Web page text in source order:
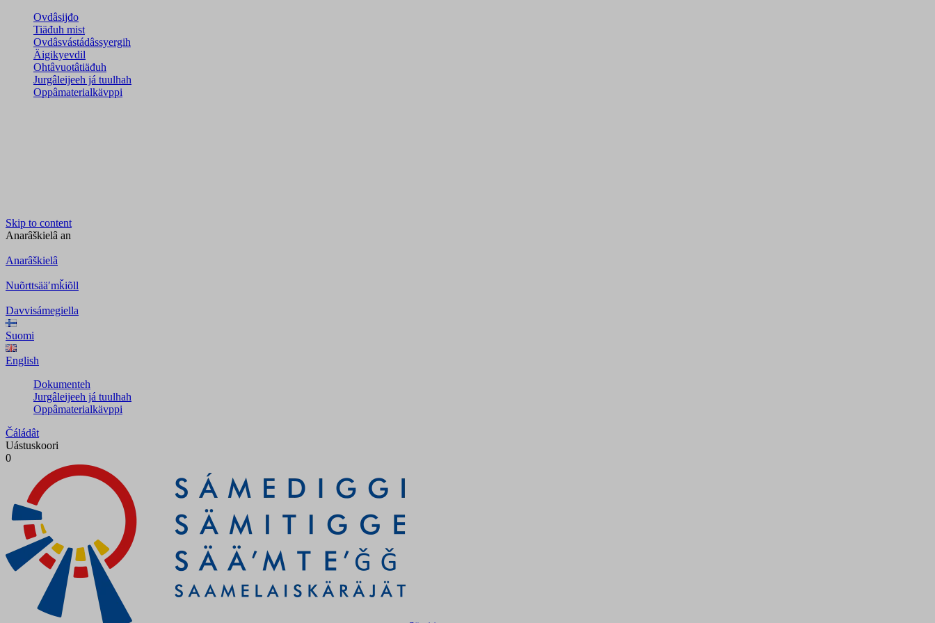
Ovdâsijđo
Tiäđuh mist
Ovdâsvástádâssyergih
Äigikyevdil
Ohtâvuotâtiäđuh
Jurgâleijeeh já tuulhah
Oppâmaterialkävppi
Skip to content
Anarâškielâ an
Anarâškielâ
Nuõrttsääʹmǩiõll
Davvisámegiella
Suomi
English
Dokumenteh
Jurgâleijeeh já tuulhah
Oppâmaterialkävppi
Čáládât
Uástuskoori
0